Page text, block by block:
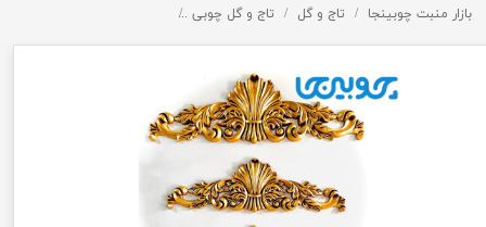
بازار منبت چوبینجا تاج و گل تاج و گل چوبی